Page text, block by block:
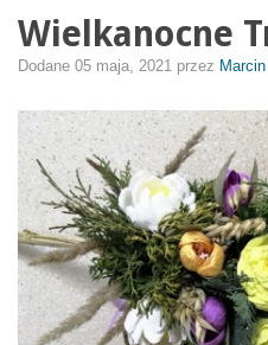
Wielkanocne
Dodane 05 maja, 2021 przez Marcin